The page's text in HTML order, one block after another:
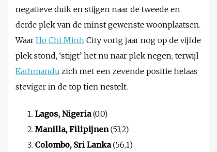
negatieve duik en stijgen naar de tweede en
derde plek van de minst gewenste woonplaatsen.
Waar Ho Chi Minh City vorig jaar nog op de vijfde
plek stond, ‘stijgt’ het nu naar plek negen, terwijl
Kathmandu zich met een zevende positie helaas
steviger in de top tien nestelt.
Lagos, Nigeria(0,0)
Manilla, Filipijnen(53,2)
Colombo, Sri Lanka(56,1)